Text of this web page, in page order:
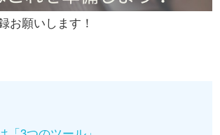
お願いします！